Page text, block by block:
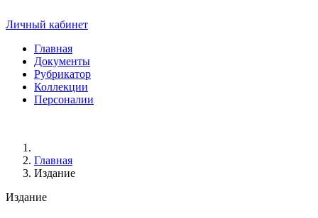
Личный кабинет
Главная
Документы
Рубрикатор
Коллекции
Персоналии
Главная
Издание
Издание